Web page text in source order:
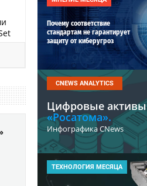
Почему соответствие
стандартам не гарантирует
защиту от киберугроз
CNEWS ANALYTICS
Цифровые активы
«Росатома».
Инфографика CNews
ТЕХНОЛОГИЯ МЕСЯЦА